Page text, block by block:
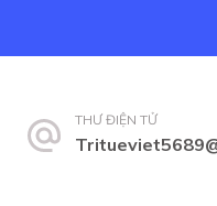
Việt
vao lop 1, tien tieu học,
THƯ ĐIỆN TỬ